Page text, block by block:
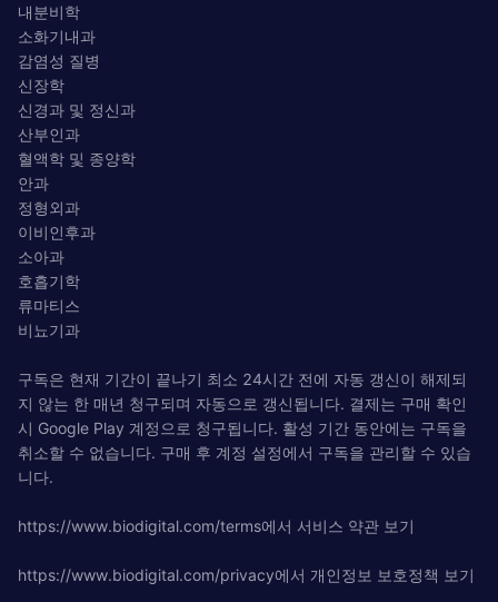
내분비학
소화기내과
감염성 질병
신장학
신경과 및 정신과
산부인과
혈액학 및 종양학
안과
정형외과
이비인후과
소아과
호흡기학
류마티스
비뇨기과
구독은 현재 기간이 끝나기 최소 24시간 전에 자동 갱신이 해제되
지 않는 한 매년 청구되며 자동으로 갱신됩니다. 결제는 구매 확인
시 Google Play 계정으로 청구됩니다. 활성 기간 동안에는 구독을
취소할 수 없습니다. 구매 후 계정 설정에서 구독을 관리할 수 있습
니다.
https://www.biodigital.com/terms에서 서비스 약관 보기
https://www.biodigital.com/privacy에서 개인정보 보호정책 보기